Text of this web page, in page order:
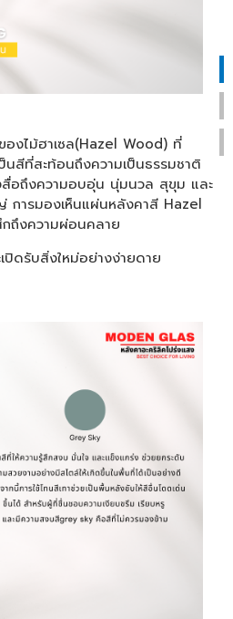
งไม้ฮาเซล(Hazel Wood) ที่
นสีที่สะท้อนถึงความเป็นธรรมชาติ
สื่อถึงความอบอุ่น นุ่มนวล สุขุม และ
การมองเห็นแผ่นหลังคาสี Hazel
ถึงความผ่อนคลาย
ดรับสิ่งใหม่อย่างง่ายดาย